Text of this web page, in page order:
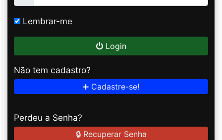
Lembrar-me
Login
Não tem cadastro?
➕ Cadastre-se!
Perdeu a Senha?
🔒 Recuperar Senha